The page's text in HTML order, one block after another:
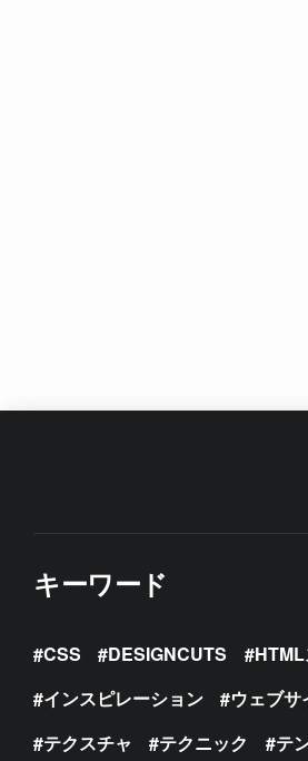
キーワード
CSS DESIGNCUTS HTML
インスピレーション
ウェブサ
テクスチャ
テクニック テ